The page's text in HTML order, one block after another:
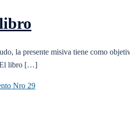
la presente misiva tiene como
El libro […]